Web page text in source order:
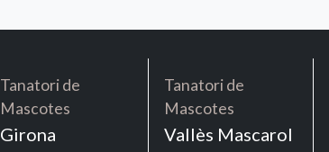
Tanatori de
Mascotes
Girona
Tanatori de
Mascotes
Vallès Mascarol